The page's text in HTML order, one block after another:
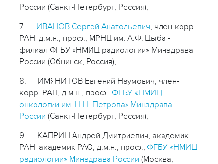
России (Санкт-Петербург, Россия),
7. ИВАНОВ Сергей Анатольевич, член-корр.
РАН, д.м.н., проф., МРНЦ им. А.Ф. Цыба -
филиал ФГБУ «НМИЦ радиологии» Минздрава
России (Обнинск, Россия),
8. ИМЯНИТОВ Евгений Наумович, член-
корр. РАН, д.м.н., проф., ФГБУ «НМИЦ
онкологии им. Н.Н. Петрова» Минздрава
России (Санкт-Петербург, Россия),
9. КАПРИН Андрей Дмитриевич, академик
РАН, академик РАО, д.м.н., проф., ФГБУ «НМИЦ
радиологии» Минздрава России (Москва,